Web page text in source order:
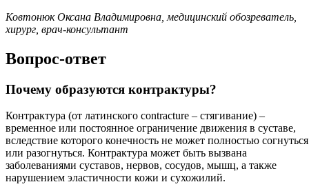
Ковтонюк Оксана Владимировна, медицинский обозреватель,
хирург, врач-консультант
Вопрос-ответ
Почему образуются контрактуры?
Контрактура (от латинского contracture – стягивание) –
временное или постоянное ограничение движения в суставе,
вследствие которого конечность не может полностью согнуться
или разогнуться. Контрактура может быть вызвана
заболеваниями суставов, нервов, сосудов, мышц, а также
нарушением эластичности кожи и сухожилий.